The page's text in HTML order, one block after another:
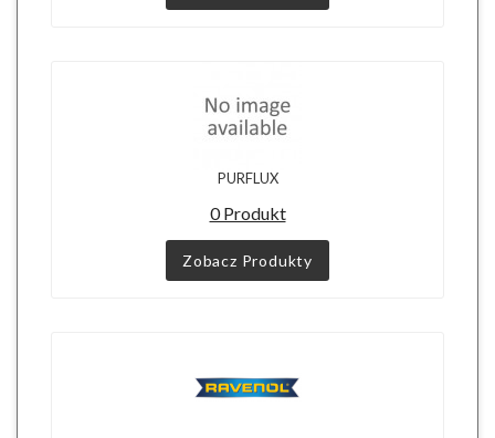
PURFLUX
0 Produkt
Zobacz Produkty